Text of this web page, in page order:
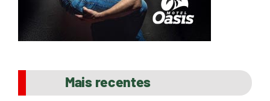
Mais recentes